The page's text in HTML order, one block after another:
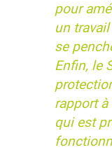
pour
un
se
Enfin, le
rapport
qui est